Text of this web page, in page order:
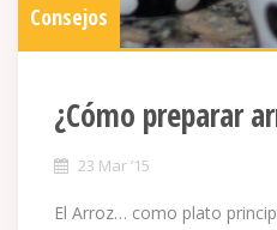
Consejos
¿Cómo preparar
23 Mar ’15
El Arroz… como plato